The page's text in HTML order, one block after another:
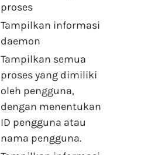
proses
Tampilkan informasi
daemon
Tampilkan semua
proses yang dimiliki
oleh pengguna,
dengan menentukan
ID pengguna atau
nama pengguna.